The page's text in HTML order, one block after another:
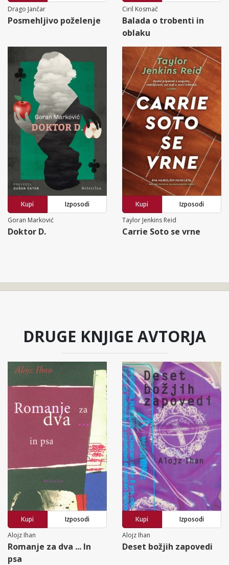
Drago Jančar
Posmehljivo poželenje
Ciril Kosmač
Balada o trobenti in
oblaku
Kupi
Izposodi
Goran Marković
Doktor D.
Kupi
Izposodi
Taylor Jenkins Reid
Carrie Soto se vrne
DRUGE KNJIGE AVTORJA
Kupi
Izposodi
Alojz Ihan
Romanje za dva ... In
psa
Kupi
Izposodi
Alojz Ihan
Deset božjih zapovedi